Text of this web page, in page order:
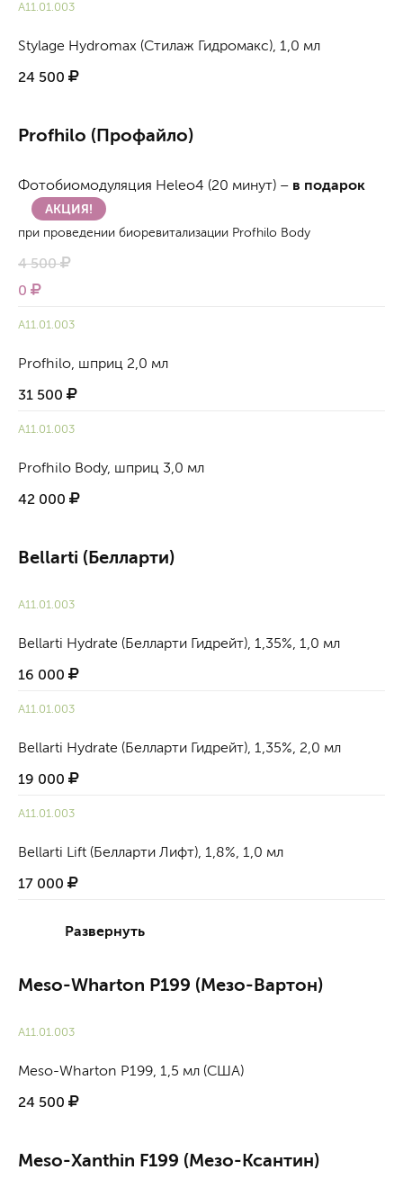
А11.01.003
Stylage Hydromax (Стилаж Гидромакс), 1,0 мл
24 500
Profhilo (Профайло)
Фотобиомодуляция Heleo4 (20 минут) – в подарок
АКЦИЯ!
при проведении биоревитализации Profhilo Body
4 500
0
А11.01.003
Profhilo, шприц 2,0 мл
31 500
А11.01.003
Profhilo Body, шприц 3,0 мл
42 000
Bellarti (Белларти)
А11.01.003
Bellarti Hydrate (Белларти Гидрейт), 1,35%, 1,0 мл
16 000
А11.01.003
Bellarti Hydrate (Белларти Гидрейт), 1,35%, 2,0 мл
19 000
А11.01.003
Bellarti Lift (Белларти Лифт), 1,8%, 1,0 мл
17 000
Развернуть
Meso-Wharton P199 (Мезо-Вартон)
А11.01.003
Meso-Wharton P199, 1,5 мл (США)
24 500
Meso-Xanthin F199 (Мезо-Ксантин)